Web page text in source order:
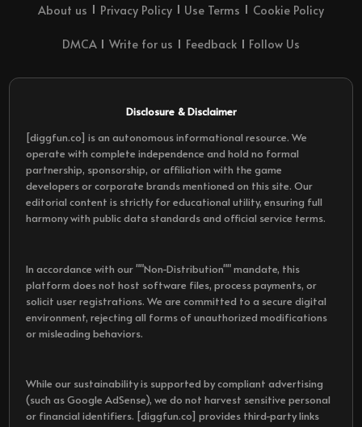
About us Privacy Policy Use Terms Cookie Policy
DMCA Write for us Feedback Follow Us
Disclosure & Disclaimer
[diggfun.co] is an autonomous informational resource. We
operate with complete independence and hold no formal
partnership, sponsorship, or affiliation with the game
developers or corporate brands mentioned on this site. Our
editorial content is strictly for educational utility, ensuring full
harmony with public data standards and official service terms.
In accordance with our ""Non-Distribution"" mandate, this
platform does not host software files, process payments, or
solicit user registrations. We are committed to a secure digital
environment, rejecting all forms of unauthorized modifications
or misleading behaviors.
While our sustainability is supported by compliant advertising
(such as Google AdSense), we do not harvest sensitive personal
or financial identifiers. [diggfun.co] provides third-party links